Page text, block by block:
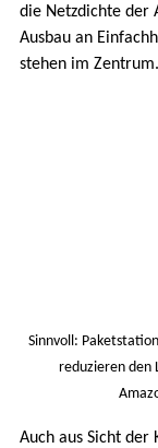
die Netzdichte der
Ausbau an
stehen im Zentrum.
Sinnvoll:
reduzieren den
Auch aus Sicht der